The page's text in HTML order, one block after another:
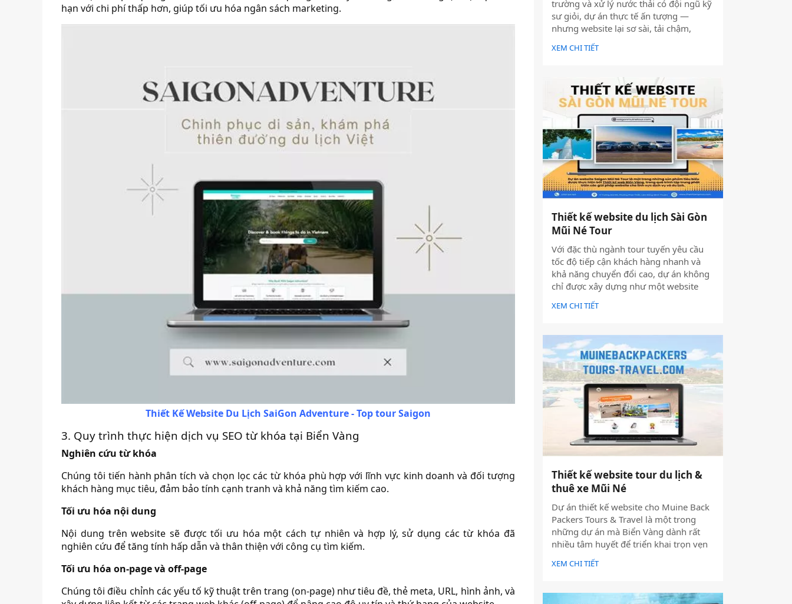
hạn với chi phí thấp hơn, giúp tối ưu hóa ngân sách marketing.
Thiết Kế Website Du Lịch SaiGon Adventure - Top tour Saigon
3. Quy trình thực hiện dịch vụ SEO từ khóa tại Biển Vàng
Nghiên cứu từ khóa
Chúng tôi tiến hành phân tích và chọn lọc các từ khóa phù hợp với lĩnh vực kinh doanh và đối tượng
khách hàng mục tiêu, đảm bảo tính cạnh tranh và khả năng tìm kiếm cao.
Tối ưu hóa nội dung
Nội dung trên website sẽ được tối ưu hóa một cách tự nhiên và hợp lý, sử dụng các từ khóa đã
nghiên cứu để tăng tính hấp dẫn và thân thiện với công cụ tìm kiếm.
Tối ưu hóa on-page và off-page
Chúng tôi điều chỉnh các yếu tố kỹ thuật trên trang (on-page) như tiêu đề, thẻ meta, URL, hình ảnh, và
trường và xử lý nước thải có đội ngũ kỹ
sư giỏi, dự án thực tế ấn tượng —
nhưng website lại sơ sài, tải chậm,
không có trên Google. Hệ quả là hợp
đồng B2B bị đối thủ có website chuyên
thuật của bạn hoàn toàn vượt trội.
XEM CHI TIẾT
Thiết kế website du lịch Sài Gòn
Mũi Né Tour
Với đặc thù ngành tour tuyến yêu cầu
tốc độ tiếp cận khách hàng nhanh và
khả năng chuyển đổi cao, dự án không
chỉ được xây dựng như một website
giới thiệu thông tin, mà được định
hướng trở thành một công cụ hỗ trợ
XEM CHI TIẾT
Thiết kế website tour du lịch &
thuê xe Mũi Né
Dự án thiết kế website cho Muine Back
Packers Tours & Travel là một trong
những dự án mà Biển Vàng dành rất
nhiều tâm huyết để triển khai trọn vẹn
cả về giao diện, trải nghiệm người dùng
và hiệu quả vận hành thực tế.
XEM CHI TIẾT